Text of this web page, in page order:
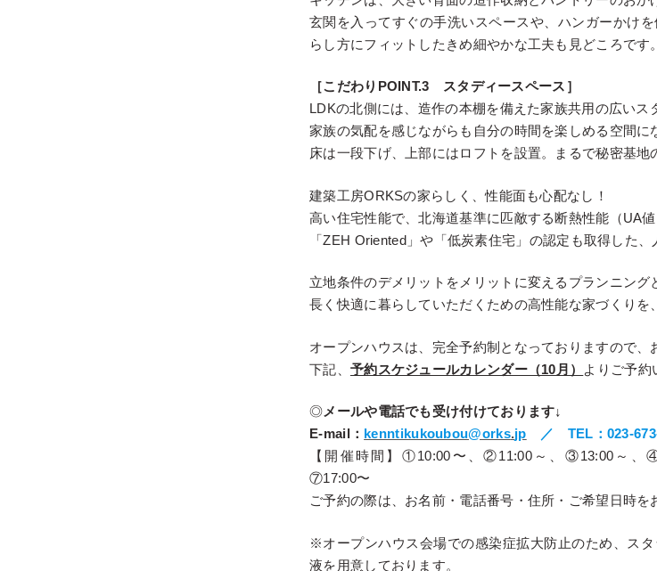
玄関を入ってすぐの手洗いスペースや、ハンガーかけ
らし方にフィットしたきめ細やかな工夫も見どころです。
［こだわりPOINT.3 スタディースペース］
LDKの北側には、造作の本棚を備えた家族共用の広いス
家族の気配を感じながらも自分の時間を楽しめる空間に
床は一段下げ、上部にはロフトを設置。まるで秘密基地
建築工房ORKSの家らしく、性能面も心配なし！
高い住宅性能で、北海道基準に匹敵する断熱性能（UA値
「ZEH Oriented」や「低炭素住宅」の認定も取得した、
立地条件のデメリットをメリットに変えるプランニング
長く快適に暮らしていただくための高性能な家づくりを
オープンハウスは、完全予約制となっておりますので、
下記、 予約スケジュールカレンダー（10月） よりご予約
◎メールや電話でも受け付けております↓
E-mail： kenntikukoubou@orks.jp
／ TEL：023-
【開催時間】①10:00〜、②11:00～、③13:00～、
⑦17:00〜
ご予約の際は、お名前・電話番号・住所・ご希望日時を
※オープンハウス会場での感染症拡大防止のため、ス
液を用意しております。